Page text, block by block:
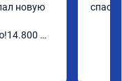
новую